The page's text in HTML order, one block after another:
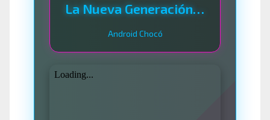
La Nueva Generación Del Sistema
Android Chocó